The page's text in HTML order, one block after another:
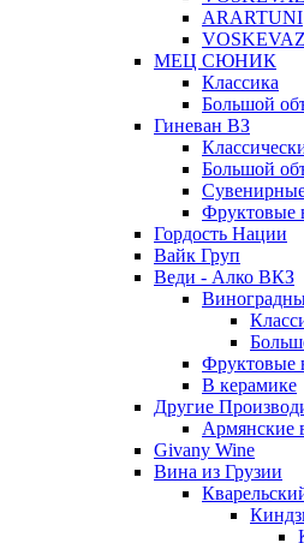
ARARTUNI
МЕЦ СЮНИК
Классика
Большой
Гиневан ВЗ
Большой
Фруктовые
Гордость Нации
Вайк Груп
Веди - Алко ВКЗ
Фруктовые
В керамике
Другие
Армянские
Givany Wine
Вина из Грузии